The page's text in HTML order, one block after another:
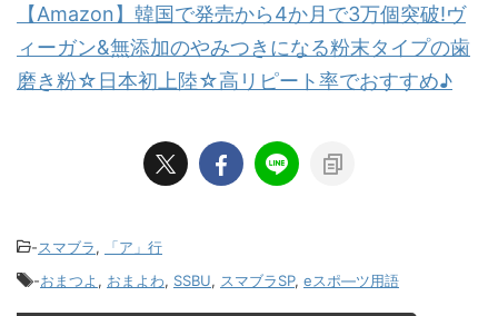
【Amazon】韓国で発売から4か月で3万個突破!ヴ
ィーガン&無添加のやみつきになる粉末タイプの歯
磨き粉☆日本初上陸☆高リピート率でおすすめ♪
-スマブラ,
「ア」行
-おまつよ , おまよわ, SSBU, スマブラSP, eスポ―ツ用語